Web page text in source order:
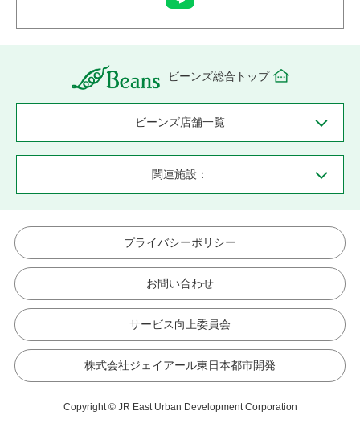
ビーンズ総合トップ
ビーンズ店舗一覧
関連施設：
プライバシーポリシー
お問い合わせ
サービス向上委員会
株式会社ジェイアール東日本都市開発
Copyright © JR East Urban Development Corporation